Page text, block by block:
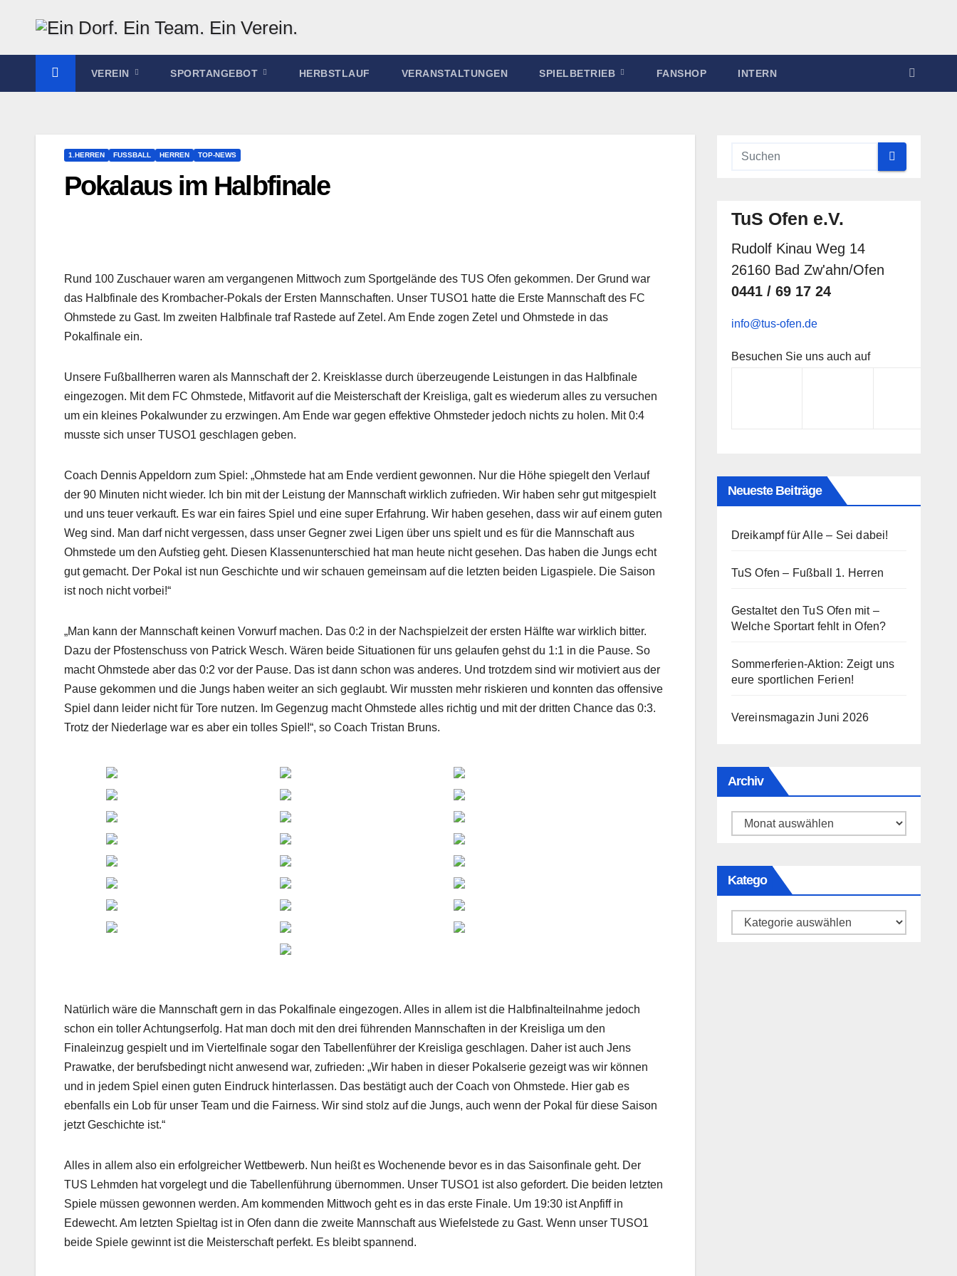
springen
VEREIN SPORTANGEBOT HERBSTLAUF VERANSTALTUNGEN SPIELBETRIEB FANSHOP INTERN
1.HERREN FUSSBALL HERREN TOP-NEWS
Pokalaus im Halbfinale
Rund 100 Zuschauer waren am vergangenen Mittwoch zum Sportgelände des TUS Ofen gekommen. Der Grund war
das Halbfinale des Krombacher-Pokals der Ersten Mannschaften. Unser TUSO1 hatte die Erste Mannschaft des FC
Ohmstede zu Gast. Im zweiten Halbfinale traf Rastede auf Zetel. Am Ende zogen Zetel und Ohmstede in das
Pokalfinale ein.
Unsere Fußballherren waren als Mannschaft der 2. Kreisklasse durch überzeugende Leistungen in das Halbfinale
eingezogen. Mit dem FC Ohmstede, Mitfavorit auf die Meisterschaft der Kreisliga, galt es wiederum alles zu versuchen
um ein kleines Pokalwunder zu erzwingen. Am Ende war gegen effektive Ohmsteder jedoch nichts zu holen. Mit 0:4
musste sich unser TUSO1 geschlagen geben.
Coach Dennis Appeldorn zum Spiel: „Ohmstede hat am Ende verdient gewonnen. Nur die Höhe spiegelt den Verlauf
der 90 Minuten nicht wieder. Ich bin mit der Leistung der Mannschaft wirklich zufrieden. Wir haben sehr gut mitgespielt
und uns teuer verkauft. Es war ein faires Spiel und eine super Erfahrung. Wir haben gesehen, dass wir auf einem guten
Weg sind. Man darf nicht vergessen, dass unser Gegner zwei Ligen über uns spielt und es für die Mannschaft aus
Ohmstede um den Aufstieg geht. Diesen Klassenunterschied hat man heute nicht gesehen. Das haben die Jungs echt
gut gemacht. Der Pokal ist nun Geschichte und wir schauen gemeinsam auf die letzten beiden Ligaspiele. Die Saison
ist noch nicht vorbei!“
„Man kann der Mannschaft keinen Vorwurf machen. Das 0:2 in der Nachspielzeit der ersten Hälfte war wirklich bitter.
Dazu der Pfostenschuss von Patrick Wesch. Wären beide Situationen für uns gelaufen gehst du 1:1 in die Pause. So
macht Ohmstede aber das 0:2 vor der Pause. Das ist dann schon was anderes. Und trotzdem sind wir motiviert aus der
Pause gekommen und die Jungs haben weiter an sich geglaubt. Wir mussten mehr riskieren und konnten das offensive
Spiel dann leider nicht für Tore nutzen. Im Gegenzug macht Ohmstede alles richtig und mit der dritten Chance das 0:3.
Trotz der Niederlage war es aber ein tolles Spiel!“, so Coach Tristan Bruns.
Natürlich wäre die Mannschaft gern in das Pokalfinale eingezogen. Alles in allem ist die Halbfinalteilnahme jedoch
schon ein toller Achtungserfolg. Hat man doch mit den drei führenden Mannschaften in der Kreisliga um den
Finaleinzug gespielt und im Viertelfinale sogar den Tabellenführer der Kreisliga geschlagen. Daher ist auch Jens
Prawatke, der berufsbedingt nicht anwesend war, zufrieden: „Wir haben in dieser Pokalserie gezeigt was wir können
und in jedem Spiel einen guten Eindruck hinterlassen. Das bestätigt auch der Coach von Ohmstede. Hier gab es
ebenfalls ein Lob für unser Team und die Fairness. Wir sind stolz auf die Jungs, auch wenn der Pokal für diese Saison
jetzt Geschichte ist.“
Alles in allem also ein erfolgreicher Wettbewerb. Nun heißt es Wochenende bevor es in das Saisonfinale geht. Der
TUS Lehmden hat vorgelegt und die Tabellenführung übernommen. Unser TUSO1 ist also gefordert. Die beiden letzten
Spiele müssen gewonnen werden. Am kommenden Mittwoch geht es in das erste Finale. Um 19:30 ist Anpfiff in
Edewecht. Am letzten Spieltag ist in Ofen dann die zweite Mannschaft aus Wiefelstede zu Gast. Wenn unser TUSO1
beide Spiele gewinnt ist die Meisterschaft perfekt. Es bleibt spannend.
TuS Ofen e.V.
Rudolf Kinau Weg 14
26160 Bad Zw'ahn/Ofen
0441 / 69 17 24
info@tus-ofen.de
Besuchen Sie uns auch auf
Neueste Beiträge
Dreikampf für Alle – Sei dabei!
TuS Ofen – Fußball 1. Herren
Gestaltet den TuS Ofen mit –
Welche Sportart fehlt in Ofen?
Sommerferien-Aktion: Zeigt uns
eure sportlichen Ferien!
Vereinsmagazin Juni 2026
Archiv
Archiv
Katego
Katego